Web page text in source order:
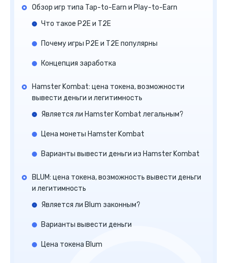
Обзор игр типа Tap-to-Earn и Play-to-Earn
Что такое P2E и T2E
Почему игры P2E и T2E популярны
Концепция заработка
Hamster Kombat: цена токена, возможности
вывести деньги и легитимность
Является ли Hamster Kombat легальным?
Цена монеты Hamster Kombat
Варианты вывести деньги из Hamster Kombat
BLUM: цена токена, возможность вывести деньги
и легитимность
Является ли Blum законным?
Варианты вывести деньги
Цена токена Blum